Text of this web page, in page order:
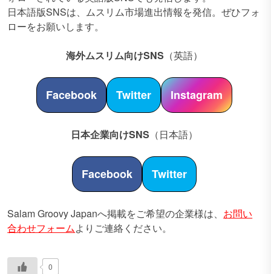
日本語版SNSは、ムスリム市場進出情報を発信。ぜひフォ
ローをお願いします。
海外ムスリム向けSNS （英語）
Facebook Twitter Instagram
日本企業向けSNS （日本語）
Facebook Twitter
Salam Groovy Japanへ掲載をご希望の企業様は、 お問い
合わせフォームよりご連絡ください。
0